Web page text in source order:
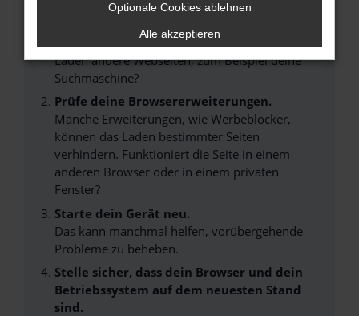
Internetverbindung.
Laden andere Webseiten, zum Beispiel deine
Suchmaschine?
Prüfe deine Browsererweiterungen.
Manche Erweiterungen, wie Werbeblocker,
können das Laden bestimmter Seiten
verhindern. Funktioniert die Seite in einem
anderen Browser oder in einem privaten
Fenster?
Starte dein Gerät neu.
Das kann manchmal helfen, vorübergehende
Probleme zu beheben.
Stelle sicher, dass dein Browser und dein
Betriebssystem auf dem neuesten Stand
sind.
Optionale Cookies ablehnen
Alle akzeptieren